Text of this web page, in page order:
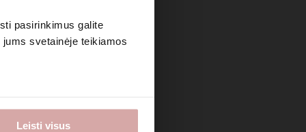
pasirinkimus galite
svetainėje teikiamos
Leisti visus